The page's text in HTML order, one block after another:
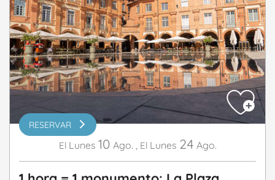
RESERVAR
El Lunes 10 Ago. El Lunes 24 Ago.